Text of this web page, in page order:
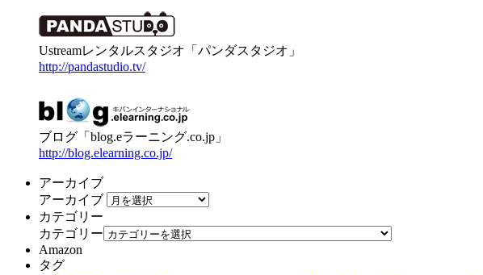
Ustreamレンタルスタジオ「パンダスタジオ」
http://pandastudio.tv/
ブログ「blog.eラーニング.co.jp」
http://blog.elearning.co.jp/
アーカイブ
アーカイブ
カテゴリー
カテゴリー
Amazon
タグ